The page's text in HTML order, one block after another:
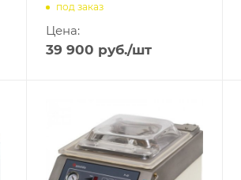
под заказ
Цена:
39 900 руб./шт